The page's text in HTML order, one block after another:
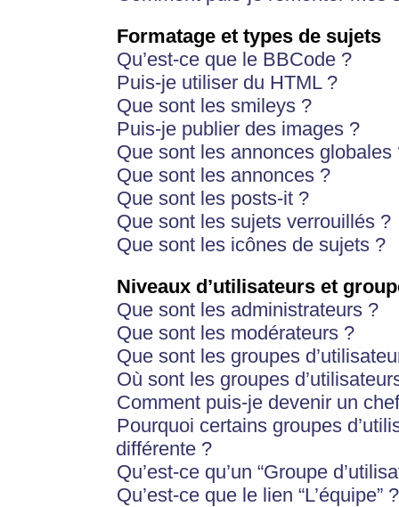
Formatage et types de sujets
Qu’est-ce que le BBCode ?
Puis-je utiliser du HTML ?
Que sont les smileys ?
Puis-je publier des images ?
Que sont les annonces globales
Que sont les annonces ?
Que sont les posts-it ?
Que sont les sujets verrouillés ?
Que sont les icônes de sujets ?
Niveaux d’utilisateurs et
Que sont les administrateurs ?
Que sont les modérateurs ?
Que sont les groupes
Où sont les groupes
Comment puis-je devenir un
Pourquoi certains groupes
différente ?
Qu’est-ce qu’un “Groupe
Qu’est-ce que le lien “L’équipe” ?